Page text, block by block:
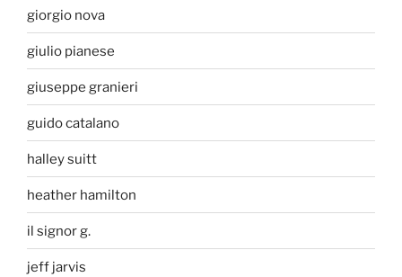
giorgio nova
giulio pianese
giuseppe granieri
guido catalano
halley suitt
heather hamilton
il signor g.
jeff jarvis